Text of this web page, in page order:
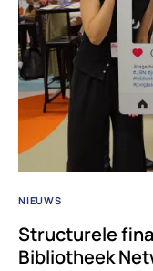
NIEUWS
Structurele
Bibliotheek